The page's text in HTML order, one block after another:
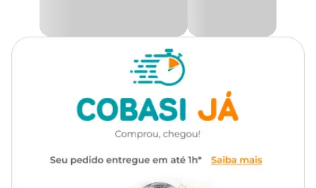
Standard
Whiskas
Conservar o produto em sua embalagem original, devidamente
fechada, em local seco e fresco.
Ingredientes
Farinha de Peixe, Farinha de Carne e Ossos, Farinha de
Subprodutos de Frango, Glúten de Milho*, Glúten de Trigo, Quirera